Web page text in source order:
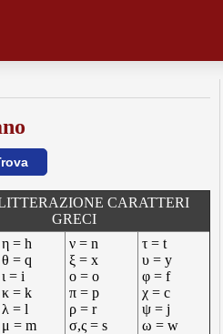
CARATTERI
GRECI
η = h
θ = q
ι = i
κ = k
λ = l
μ = m
ν = n
ξ = x
ο = o
π = p
ρ = r
σ,ς = s
τ = t
υ = y
φ = f
χ = c
ψ = j
ω = w